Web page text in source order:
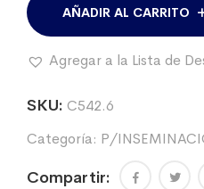
vacunos
c/cono
x
cantidad
AÑADIR AL CARRITO
Agregar a la Lista de
SKU: C542.6
Categoría: P/
Compartir: